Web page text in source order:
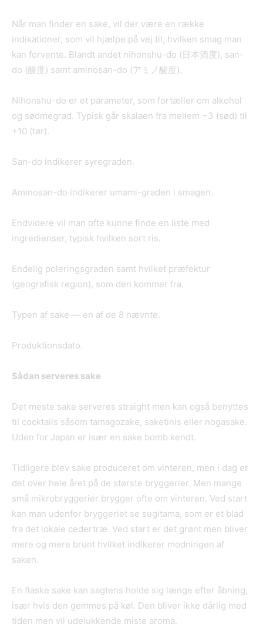
Når man finder en sake, vil der være en række
indikationer, som vil hjælpe på vej til, hvilken smag man
kan forvente. Blandt andet nihonshu-do (日本酒度), san-
do (酸度) samt aminosan-do (アミノ酸度).
Nihonshu-do er et parameter, som fortæller om alkohol
og sødmegrad. Typisk går skalaen fra mellem −3 (sød) til
+10 (tør).
San-do indikerer syregraden.
Aminosan-do indikerer umami-graden i smagen.
Endvidere vil man ofte kunne finde en liste med
ingredienser, typisk hvilken sort ris.
Endelig poleringsgraden samt hvilket præfektur
(geografisk region), som den kommer fra.
Typen af sake — en af de 8 nævnte.
Produktionsdato.
Sådan serveres sake
Det meste sake serveres straight men kan også benyttes
til cocktails såsom tamagozake, saketinis eller nogasake.
Uden for Japan er især en sake bomb kendt.
Tidligere blev sake produceret om vinteren, men i dag er
det over hele året på de største bryggerier. Men mange
små mikrobryggerier brygger ofte om vinteren. Ved start
kan man udenfor bryggeriet se sugitama, som er et blad
fra det lokale cedertræ. Ved start er det grønt men bliver
mere og mere brunt hvilket indikerer modningen af
saken.
En flaske sake kan sagtens holde sig længe efter åbning,
især hvis den gemmes på køl. Den bliver ikke dårlig med
tiden men vil udelukkende miste aroma.